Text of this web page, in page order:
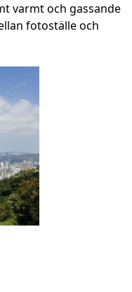
varmt och gassande
fotoställe och